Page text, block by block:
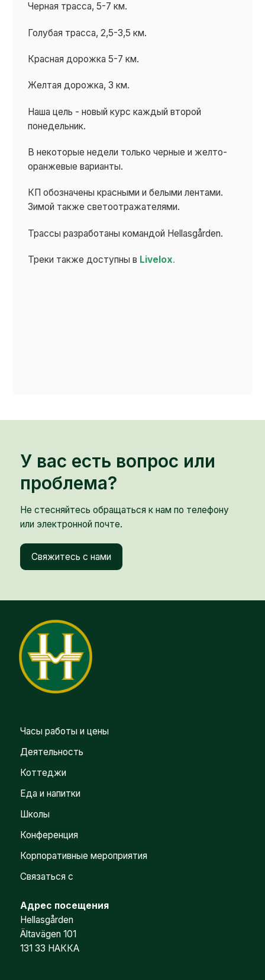
Черная трасса, 5-7 км.
Голубая трасса, 2,5-3,5 км.
Красная дорожка 5-7 км.
Желтая дорожка, 3 км.
Наша цель - новый курс каждый второй
понедельник.
В некоторые недели только черные и желто-
оранжевые варианты.
КП обозначены красными и белыми лентами.
Зимой также светоотражателями.
Трассы разработаны командой Hellasgården.
Треки также доступны в Livelox.
У вас есть вопрос или
проблема?
Не стесняйтесь обращаться к нам по телефону
или электронной почте.
Свяжитесь с нами
Часы работы и цены
Деятельность
Коттеджи
Еда и напитки
Школы
Конференция
Корпоративные мероприятия
Связаться с
Адрес посещения
Hellasgården
Ältavägen 101
131 33 НАККА